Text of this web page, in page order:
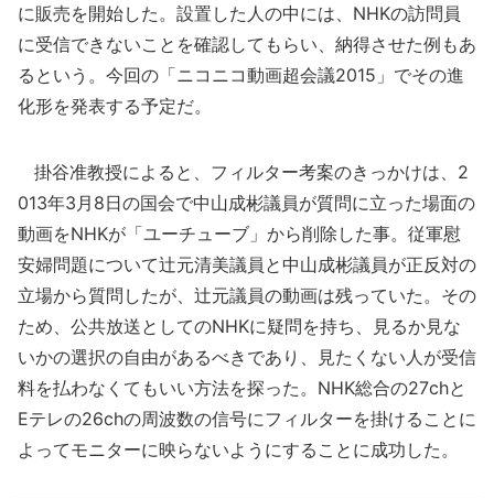
に販売を開始した。設置した人の中には、NHKの訪問員
に受信できないことを確認してもらい、納得させた例もあ
るという。今回の「ニコニコ動画超会議2015」でその進
化形を発表する予定だ。
掛谷准教授によると、フィルター考案のきっかけは、2
013年3月8日の国会で中山成彬議員が質問に立った場面の
動画をNHKが「ユーチューブ」から削除した事。従軍慰
安婦問題について辻元清美議員と中山成彬議員が正反対の
立場から質問したが、辻元議員の動画は残っていた。その
ため、公共放送としてのNHKに疑問を持ち、見るか見な
いかの選択の自由があるべきであり、見たくない人が受信
料を払わなくてもいい方法を探った。NHK総合の27chと
Eテレの26chの周波数の信号にフィルターを掛けることに
よってモニターに映らないようにすることに成功した。